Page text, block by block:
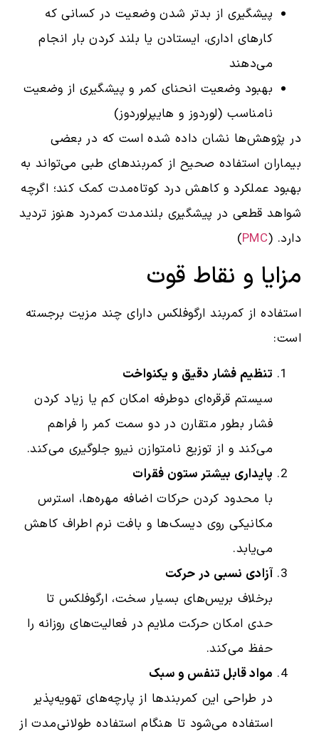
پیشگیری از بدتر شدن وضعیت در کسانی که
کارهای اداری، ایستادن یا بلند کردن بار انجام
می‌دهند
بهبود وضعیت انحنای کمر و پیشگیری از وضعیت
نامناسب (لوردوز و هایپرلوردوز)
در پژوهش‌ها نشان داده شده است که در بعضی
بیماران استفاده صحیح از کمربندهای طبی می‌تواند به
بهبود عملکرد و کاهش درد کوتاه‌مدت کمک کند؛ اگرچه
شواهد قطعی در پیشگیری بلندمدت کمردرد هنوز تردید
دارد. (PMC
)
مزایا و نقاط قوت
استفاده از کمربند ارگوفلکس دارای چند مزیت برجسته
است:
تنظیم فشار دقیق و یکنواخت
سیستم قرقره‌ای دوطرفه امکان کم یا زیاد کردن
فشار بطور متقارن در دو سمت کمر را فراهم
می‌کند و از توزیع نامتوازن نیرو جلوگیری می‌کند.
پایداری بیشتر ستون فقرات
با محدود کردن حرکات اضافه مهره‌ها، استرس
مکانیکی روی دیسک‌ها و بافت نرم اطراف کاهش
می‌یابد.
آزادی نسبی در حرکت
برخلاف بریس‌های بسیار سخت، ارگوفلکس تا
حدی امکان حرکت ملایم در فعالیت‌های روزانه را
حفظ می‌کند.
مواد قابل تنفس و سبک
در طراحی این کمربندها از پارچه‌های تهویه‌پذیر
استفاده می‌شود تا هنگام استفاده طولانی‌مدت از